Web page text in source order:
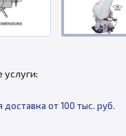
доставка от 100 тыс. руб.